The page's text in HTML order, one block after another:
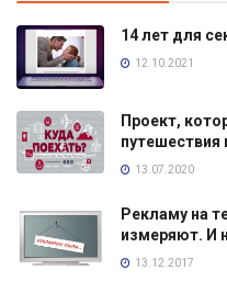
14 лет для
12.10.2021
Проект,
путешествия
13.07.2020
Рекламу на
измеряют. И
13.12.2017